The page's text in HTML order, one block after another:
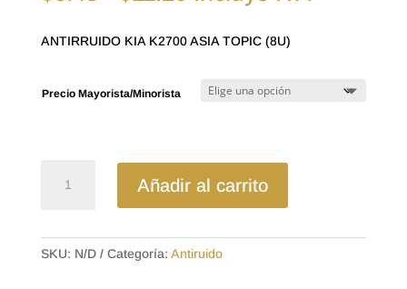
precios:
desde
hasta
ANTIRRUIDO KIA K2700 ASIA TOPIC (8U)
Precio Mayorista/Minorista
K2700
Añadir al carrito
SKU: N/D Categoría: Antiruido